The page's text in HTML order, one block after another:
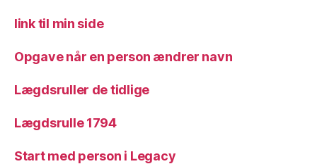
link til min side
Opgave når en person ændrer navn
Lægdsruller de tidlige
Lægdsrulle 1794
Start med person i Legacy